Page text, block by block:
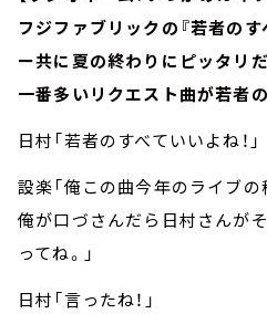
フジファブリックの『若者のす
ー共に夏の終わりにピッタリ
一番多いリクエスト曲が若者の
日村「若者のすべていいよね！」
設楽「俺この曲今年のライブ
俺が口づさんだら日村さんが
ってね。」
日村「言ったね！」